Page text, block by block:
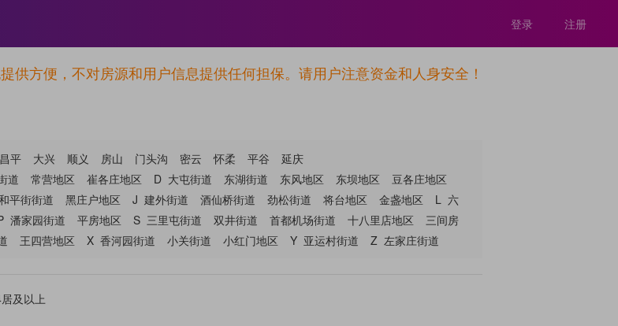
价
的房源强过一万个虚假房源
重用
登录 注册
供方便，不对房源和用户信息提供任何担保。请用户注意资金和人身安全！
昌平 大兴 顺义 房山 门头沟 密云 怀柔 平谷
延庆
道 常营地区 崔各庄地区 D 大屯街道 东湖街道 东风地区 东坝地区
豆各庄地区
平街街道 黑庄户地区 J 建外街道 酒仙桥街道 劲松街道 将台地区 金盏地区 L 六
潘家园街道 平房地区 S 三里屯街道 双井街道 首都机场街道 十八里店地区
三间房
王四营地区 X 香河园街道 小关街道 小红门地区 Y 亚运村街道 Z 左家庄街道
及以上